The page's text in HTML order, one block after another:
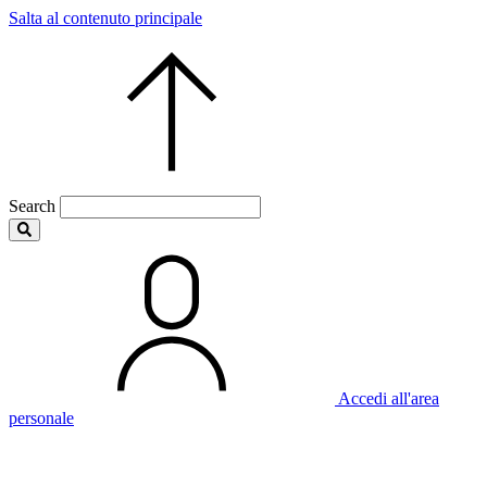
Salta al contenuto principale
Search
Accedi all'area
personale